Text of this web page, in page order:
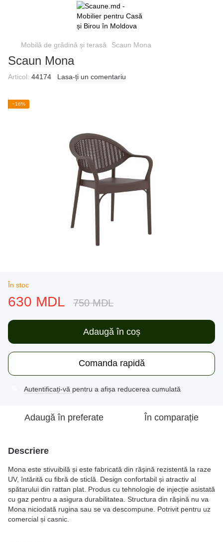
Mobilă de grădină și terasă Scaun Mona
Scaun Mona
Articol: 44174 Lasa-ți un comentariu
−16%
În stoc
630 MDL 750 MDL
Adaugă în coș
Comanda rapidă
Autentificați-vă pentru a afișa reducerea cumulată
Adaugă în preferate În comparație
Descriere
Mona este stivuibilă și este fabricată din rășină rezistentă la raze
UV, întărită cu fibră de sticlă. Design confortabil și atractiv al
spătarului din rattan plat. Produs cu tehnologie de injecție asistată
cu gaz pentru a asigura durabilitatea. Structura din rășină nu va
Mona niciodată rugina sau se va descompune. Potrivit pentru uz
comercial și casnic.